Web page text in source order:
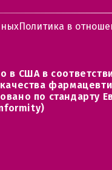
Политика в
в США в
по стандарту